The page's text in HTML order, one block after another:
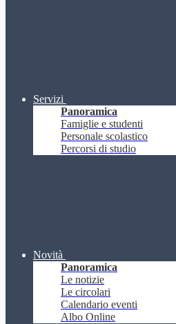
Servizi
Panoramica
Famiglie e studenti
Personale scolastico
Percorsi di studio
Novità
Panoramica
Le notizie
Le circolari
Calendario eventi
Albo Online